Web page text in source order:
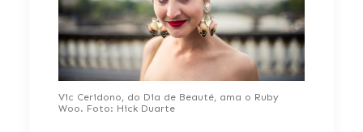
Vic Ceridono, do Dia de Beauté, ama o Ruby
Woo. Foto: Hick Duarte